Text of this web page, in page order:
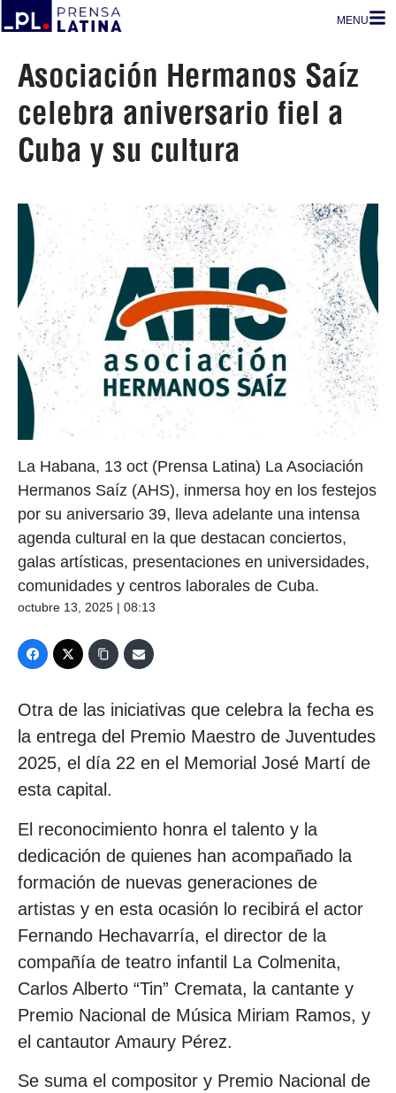
MENU
Asociación Hermanos Saíz
celebra aniversario fiel a
Cuba y su cultura
La Habana, 13 oct (Prensa Latina) La Asociación
Hermanos Saíz (AHS), inmersa hoy en los festejos
por su aniversario 39, lleva adelante una intensa
agenda cultural en la que destacan conciertos,
galas artísticas, presentaciones en universidades,
comunidades y centros laborales de Cuba.
octubre 13, 2025 | 08:13
Otra de las iniciativas que celebra la fecha es
la entrega del Premio Maestro de Juventudes
2025, el día 22 en el Memorial José Martí de
esta capital.
El reconocimiento honra el talento y la
dedicación de quienes han acompañado la
formación de nuevas generaciones de
artistas y en esta ocasión lo recibirá el actor
Fernando Hechavarría, el director de la
compañía de teatro infantil La Colmenita,
Carlos Alberto “Tin” Cremata, la cantante y
Premio Nacional de Música Miriam Ramos, y
el cantautor Amaury Pérez.
Se suma el compositor y Premio Nacional de